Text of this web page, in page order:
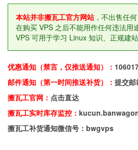
本站并非搬瓦工官方网站，不出售任
在购买 VPS 之后不能用作任何违法用
VPS 可用于学习 Linux 知识、正规建站
优惠通知（禁言，仅推送通知）：
邮件通知（第一时间推送补货）： 提交
搬瓦工官网： 点击直达
搬瓦工实时库存监控：
搬瓦工补货通知微信号：bwgvps